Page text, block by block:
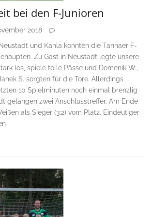
bei den F-Junioren
2018
und Kahla konnten die Tannaer F-
Zu Gast in Neustadt legte unsere
los, spiele tolle Pässe und Domenik W.,
S. sorgten für die Tore. Allerdings
10 Spielminuten noch einmal brenzlig
gelangen zwei Anschlusstreffer. Am Ende
als Sieger (3:2) vom Platz. Eindeutiger